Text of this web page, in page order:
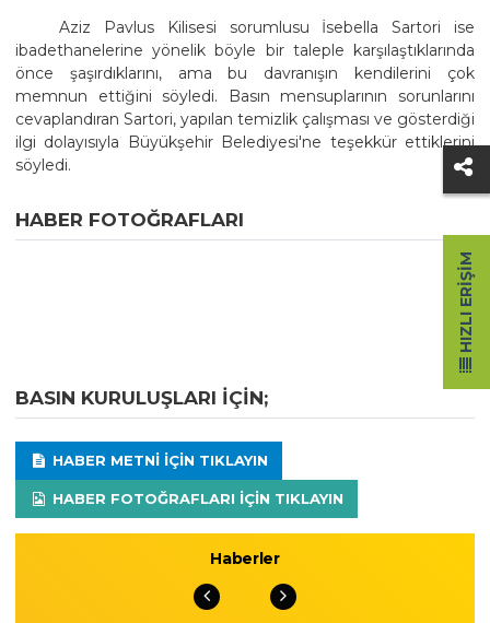
Aziz Pavlus Kilisesi sorumlusu İsebella Sartori ise
ibadethanelerine yönelik böyle bir taleple karşılaştıklarında
önce şaşırdıklarını, ama bu davranışın kendilerini çok
memnun ettiğini söyledi. Basın mensuplarının sorunlarını
cevaplandıran Sartori, yapılan temizlik çalışması ve gösterdiği
ilgi dolayısıyla Büyükşehir Belediyesi'ne teşekkür ettiklerini
söyledi.
HABER FOTOĞRAFLARI
BASIN KURULUŞLARI IÇIN;
HABER METNI IÇIN TIKLAYIN
HABER FOTOĞRAFLARI IÇIN TIKLAYIN
Haberler
HIZLI ERIŞIM